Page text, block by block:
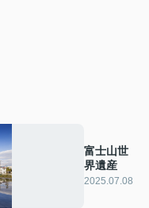
富士山世
界遺産
2025.07.08